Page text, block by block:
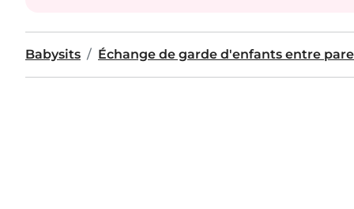
Babysits Échange de garde d'enfants entre